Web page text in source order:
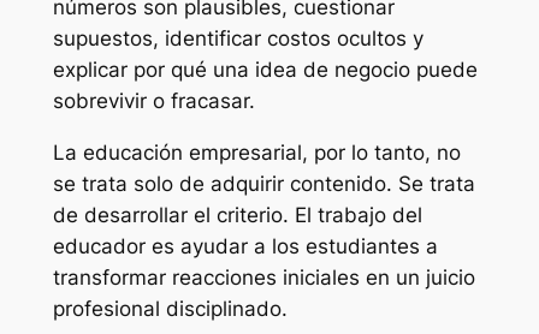
números son plausibles, cuestionar
supuestos, identificar costos ocultos y
explicar por qué una idea de negocio puede
sobrevivir o fracasar.
La educación empresarial, por lo tanto, no
se trata solo de adquirir contenido. Se trata
de desarrollar el criterio. El trabajo del
educador es ayudar a los estudiantes a
transformar reacciones iniciales en un juicio
profesional disciplinado.